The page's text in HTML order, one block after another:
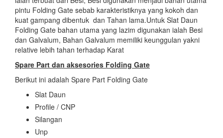
pintu Folding Gate sebab karakteristiknya yang kokoh dan
kuat gampang dibentuk dan Tahan lama.Untuk Slat Daun
Folding Gate bahan utama yang lazim digunakan ialah Besi
dan Galvalum, Bahan Galvalum memiliki keunggulan yakni
relative lebih tahan terhadap Karat
Spare Part dan aksesories Folding Gate
Berikut ini adalah Spare Part Folding Gate
Slat Daun
Profile / CNP
Silangan
Unp